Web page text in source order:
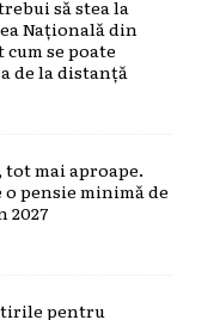
să stea la
Națională din
se poate
de la distanță
mai aproape.
pensie minimă de
2027
pentru